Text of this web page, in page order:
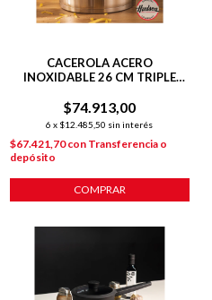
CACEROLA ACERO
INOXIDABLE 26 CM TRIPLE
PLATEADO
$74.913,00
6 x $12.485,50 sin interés
$67.421,70con Transferencia o
depósito
COMPRAR